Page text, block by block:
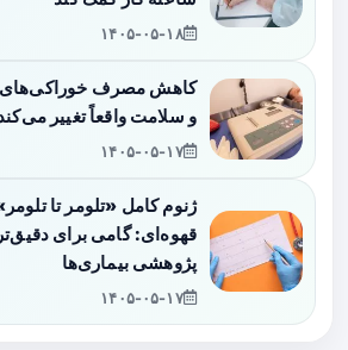
۱۴۰۵-۰۵-۱۸
کاهش مصرف خوراکی‌های
و سلامت واقعاً تغییر
۱۴۰۵-۰۵-۱۷
ژنوم کامل «تلومر تا
قهوه‌ای: گامی برای
پژوهشی بیماری‌ها
۱۴۰۵-۰۵-۱۷